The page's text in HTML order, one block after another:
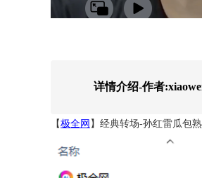
详情介绍-作者
【极全网 】经典转场-孙红雷瓜包